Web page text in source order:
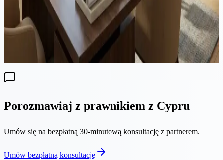
przewodnik obejmuje Test Rezydencji Statutowej, powiadomienie
HMRC, traktowanie roku podzielonego, ogon IHT w Wielkiej
Brytanii, Pink Slip, status Non-Dom na Cyprze, zrewidowaną
zasadę 60 dni i strukturę firmy cypryjskiej dla brytyjskich
przedsiębiorców w 2026 roku.
Porozmawiaj z prawnikiem z Cypru
Umów się na bezpłatną 30-minutową konsultację z partnerem.
Umów bezpłatną konsultację